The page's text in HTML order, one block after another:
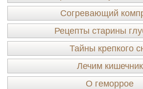
Согревающий
Рецепты старины
Тайны крепкого
Лечим кишечник
О геморрое